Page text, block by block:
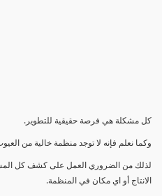
كل مشكلة هي فرصة حقيقية للتطوير.
وكما نعلم فإنه لا توجد منظمة خالية من
لذلك من الضروري العمل على كشف كل
الانتاج أو اي مكان في المنظمة.